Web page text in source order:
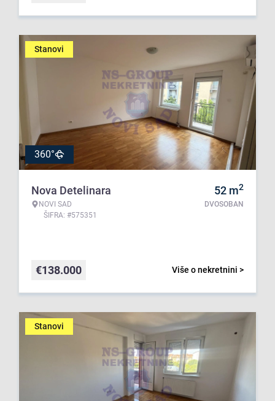
Stanovi
360°
Nova Detelinara
NOVI SAD
ŠIFRA: #575351
52 m2
DVOSOBAN
Više o nekretnini >
€138.000
Stanovi